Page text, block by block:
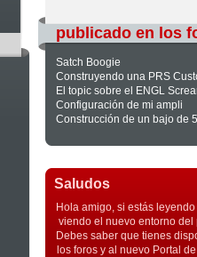
publicado en los
Satch Boogie
Construyendo una PRS
El topic sobre el ENGL
Configuración de mi ampli
Construcción de un bajo de
Saludos
Hola amigo, si estás
viendo el nuevo entorno
Debes saber que tienes
los foros y al nuevo Portal